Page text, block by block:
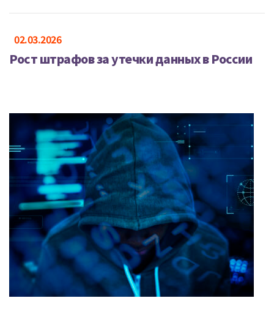
02.03.2026
Рост штрафов за утечки данных в России